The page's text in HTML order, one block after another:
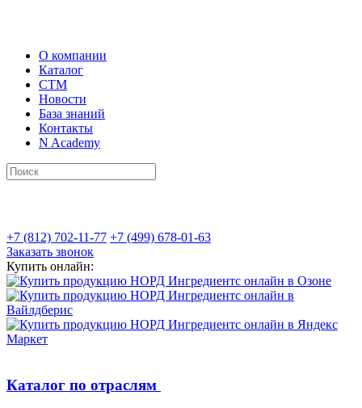
О компании
Каталог
СТМ
Новости
База знаний
Контакты
N Academy
+7 (812) 702-11-77 +7 (499) 678-01-63
Заказать звонок
Купить онлайн:
Каталог по отраслям